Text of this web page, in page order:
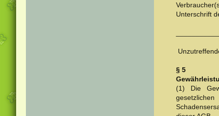
Unterschrift
§ 5
(1) Die